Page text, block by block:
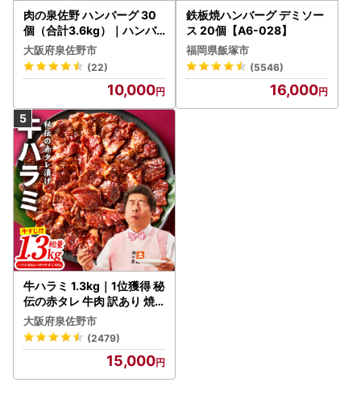
肉の泉佐野 ハンバーグ 30
個（合計3.6kg）｜ハンバ
ーグ 訳あり 黒毛和牛×なに
わポーク
大阪府泉佐野市
(22)
10,000
鉄板焼ハンバーグ デミソー
ス 20個【A6-028】
福岡県飯塚市
(5546)
16,000
牛ハラミ 1.3kg｜1位獲得 秘
伝の赤タレ 牛肉 訳あり 焼
肉 BBQ
大阪府泉佐野市
(2479)
15,000